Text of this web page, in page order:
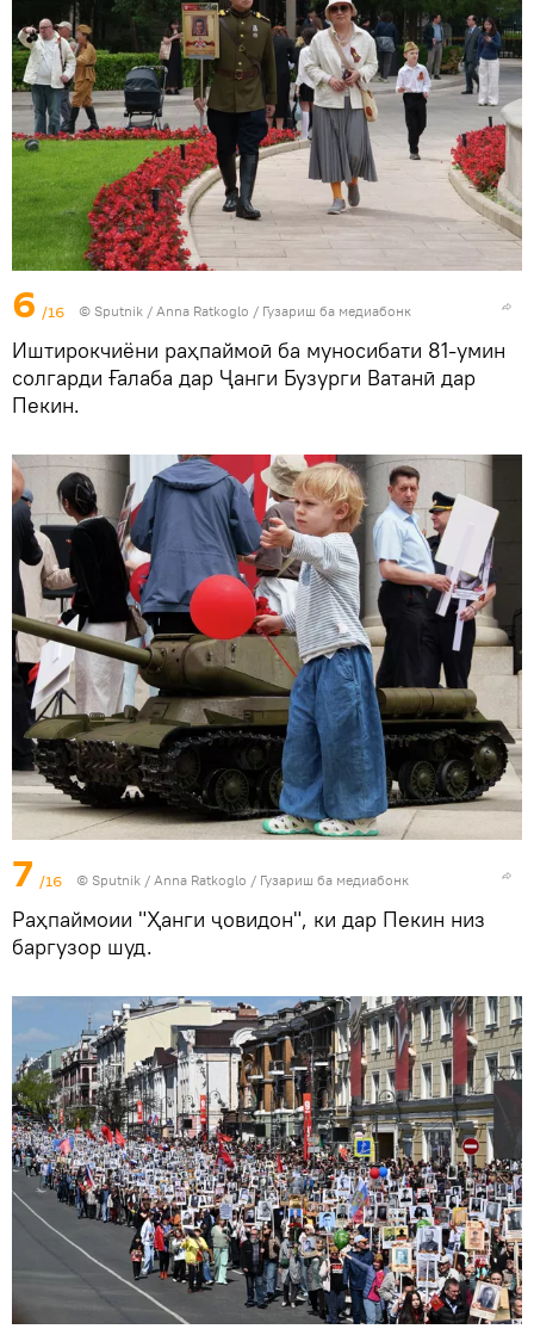
6 /16 © Sputnik / Anna Ratkoglo / Гузариш ба медиабонк
Иштирокчиёни раҳпаймоӣ ба муносибати 81-умин
солгарди Ғалаба дар Ҷанги Бузурги Ватанӣ дар
Пекин.
7 /16 © Sputnik / Anna Ratkoglo / Гузариш ба медиабонк
Раҳпаймоии "Ҳанги ҷовидон", ки дар Пекин низ
баргузор шуд.